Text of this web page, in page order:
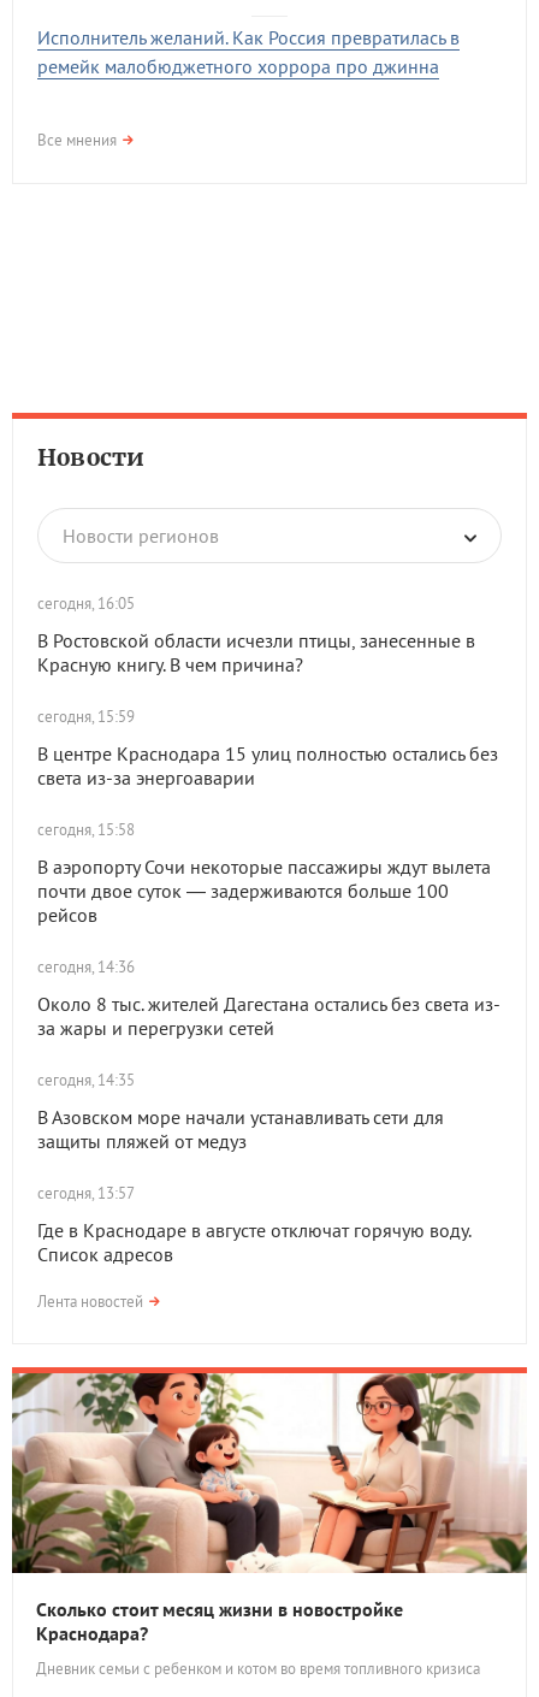
Исполнитель желаний. Как Россия превратилась в
ремейк малобюджетного хоррора про джинна
Все мнения
Новости
Новости регионов
сегодня, 16:05
В Ростовской области исчезли птицы, занесенные в
Красную книгу. В чем причина?
сегодня, 15:59
В центре Краснодара 15 улиц полностью остались без
света из-за энергоаварии
сегодня, 15:58
В аэропорту Сочи некоторые пассажиры ждут вылета
почти двое суток — задерживаются больше 100
рейсов
сегодня, 14:36
Около 8 тыс. жителей Дагестана остались без света из-
за жары и перегрузки сетей
сегодня, 14:35
В Азовском море начали устанавливать сети для
защиты пляжей от медуз
сегодня, 13:57
Где в Краснодаре в августе отключат горячую воду.
Список адресов
Лента новостей
Сколько стоит месяц жизни в новостройке
Краснодара?
Дневник семьи с ребенком и котом во время топливного кризиса